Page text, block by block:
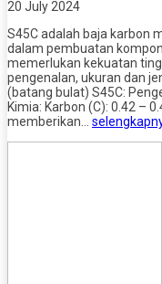
20 July 2024
S45C adalah baja karbon
dalam pembuatan
memerlukan kekuatan
pengenalan, ukuran dan
(batang bulat) S45C:
Kimia: Karbon (C): 0.42 –
memberikan…